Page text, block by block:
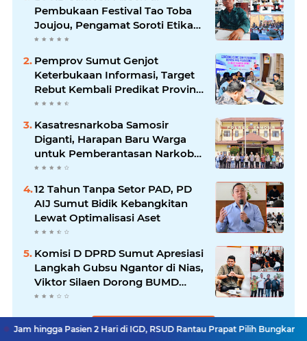
Pembukaan Festival Tao Toba
Joujou, Pengamat Soroti Etika
Birokrasi Pemkab
Pemprov Sumut Genjot
Keterbukaan Informasi, Target
Rebut Kembali Predikat Provinsi
Informatif
Kasatresnarkoba Samosir
Diganti, Harapan Baru Warga
untuk Pemberantasan Narkoba
Menguat
12 Tahun Tanpa Setor PAD, PD
AIJ Sumut Bidik Kebangkitan
Lewat Optimalisasi Aset
Komisi D DPRD Sumut Apresiasi
Langkah Gubsu Ngantor di Nias,
Viktor Silaen Dorong BUMD
Kelola Rumput Laut
Lihat Selengkapnya
2 Hari di IGD, RSUD Rantau Prapat Pilih Bungkam Komisi D